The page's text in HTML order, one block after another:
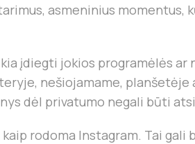
asmeninius momentus,
įdiegti jokios programėlės ar
nešiojamame,
dėl privatumo negali būti
rodoma Instagram. Tai gali